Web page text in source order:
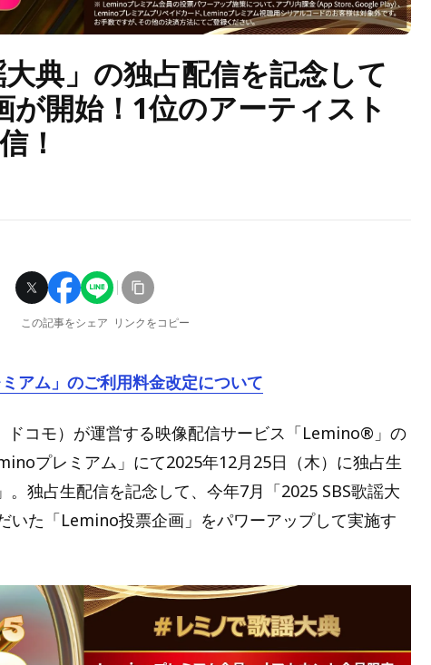
大典」の独占配信を記念して
開始！1位のアーティスト
！
この記事をシェア リンクをコピー
アム」のご利用料金改定について
ドコモ）が運営する映像配信サービス「Lemino®」の
プレミアム」にて2025年12月25日（木）に独占生
。独占生配信を記念して、今年7月「2025 SBS歌謡大
いた「Lemino投票企画」をパワーアップして実施す